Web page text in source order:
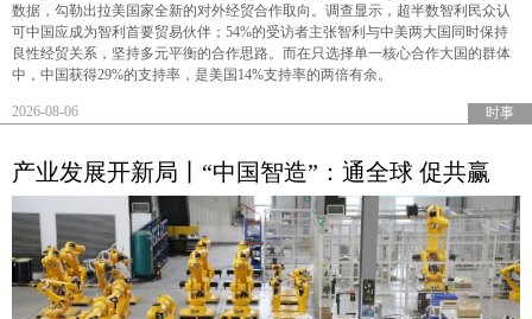
数据，勾勒出拉美国家全新的对外经贸合作取向。调查显示，超半数智利民众认
可中国应成为智利首要贸易伙伴；54%的受访者主张智利与中美两大国同时保持
良性经贸关系，坚持多元平衡的合作思路。而在只选择单一核心合作大国的群体
中，中国获得29%的支持率，是美国14%支持率的两倍有余。
2026-08-06 时事
产业发展开新局丨“中国智造”：通全球 促共赢